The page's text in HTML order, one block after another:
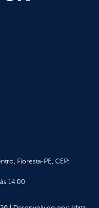
Floresta-PE, CEP:
14:00